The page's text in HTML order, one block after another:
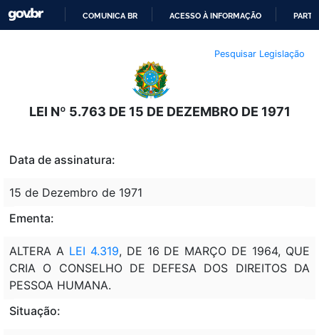
O
CONTEÚDO
COMUNICA BR ACESSO À INFORMAÇÃO
Pesquisar Legislação
LEI Nº 5.763 DE 15 DE DEZEMBRO DE 1971
Data de assinatura:
15 de Dezembro de 1971
Ementa:
ALTERA A LEI 4.319, DE 16 DE MARÇO DE 1964, QUE
CRIA O CONSELHO DE DEFESA DOS DIREITOS DA
PESSOA HUMANA.
Situação: